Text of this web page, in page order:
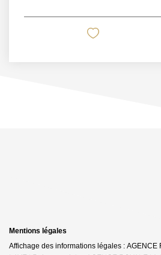
Mentions légales
Affichage des informations légales : AGENCE